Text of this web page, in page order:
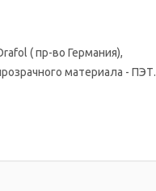
( пр-во Германия),
материала - ПЭТ.